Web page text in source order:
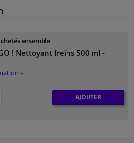
ensemble
! Nettoyant freins 500 ml -
»
AJOUTER